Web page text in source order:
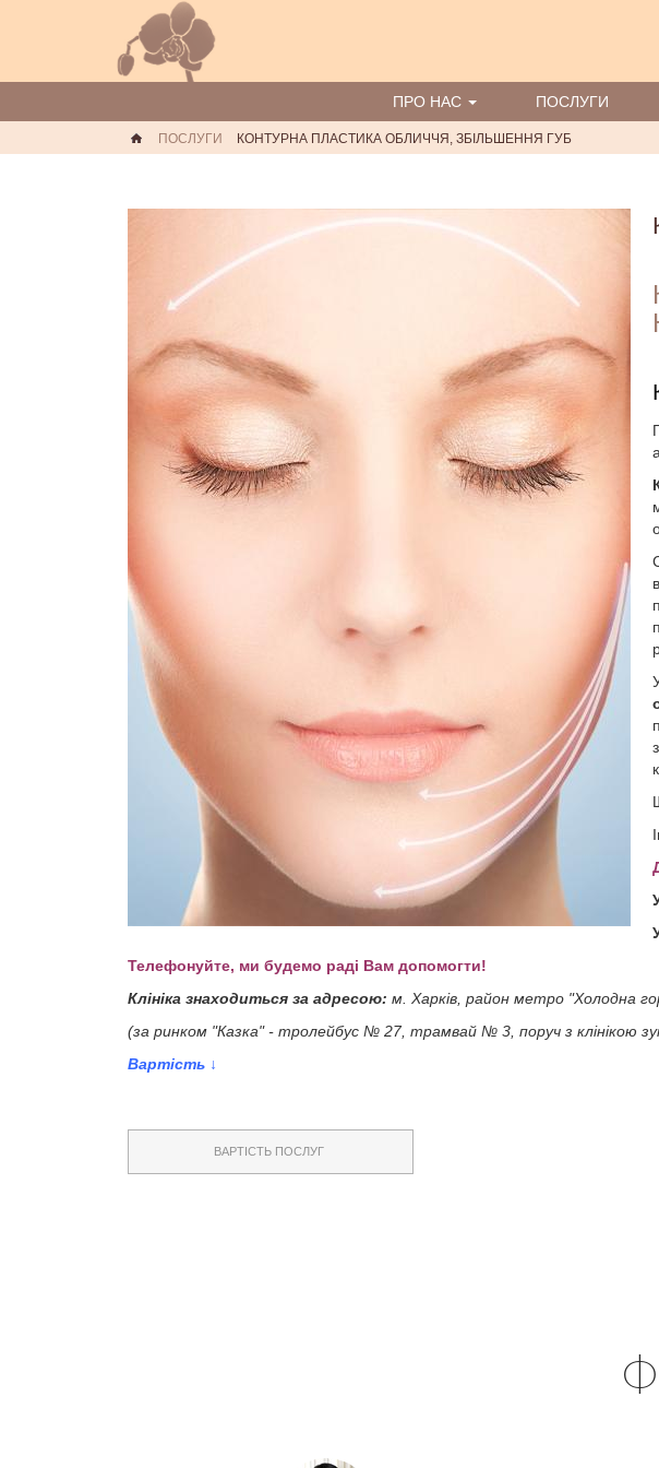
ПРО НАС ПОСЛУГИ
ПОСЛУГИ КОНТУРНА ПЛАСТИКА ОБЛИЧЧЯ, ЗБІЛЬШЕННЯ ГУБ
Телефонуйте, ми будемо раді Вам допомогти!
Клініка знаходиться за адресою: м. Харків, район метро "Холодна
(за ринком "Казка" - тролейбус № 27, трамвай № 3, поруч з клінікою
Вартість ↓
ВАРТІСТЬ ПОСЛУГ